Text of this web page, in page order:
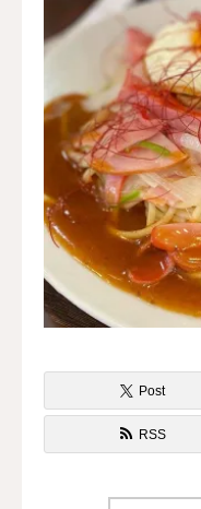
Post
RSS
Contents
料金
診察予約
第三種再生医療
再生医療ネットワーク